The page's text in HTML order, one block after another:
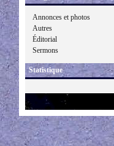
Annonces et photos
Autres
Éditorial
Sermons
Statistique